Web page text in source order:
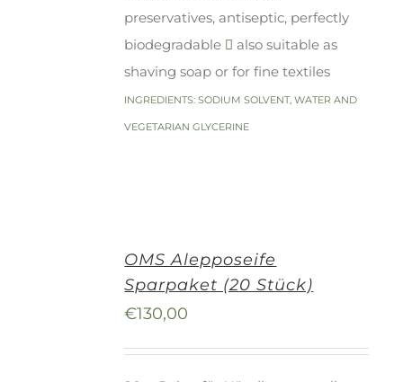
preservatives, antiseptic, perfectly
biodegradable
also suitable as
shaving soap or for fine textiles
INGREDIENTS: SODIUM SOLVENT, WATER AND
VEGETARIAN GLYCERINE
OMS Alepposeife
Sparpaket (20 Stück)
€130,00